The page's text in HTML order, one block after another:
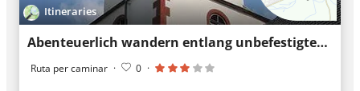
Itineraries
Abenteuerlich wandern entlang unbefestigter Wege
Ruta per caminar · 0 ·